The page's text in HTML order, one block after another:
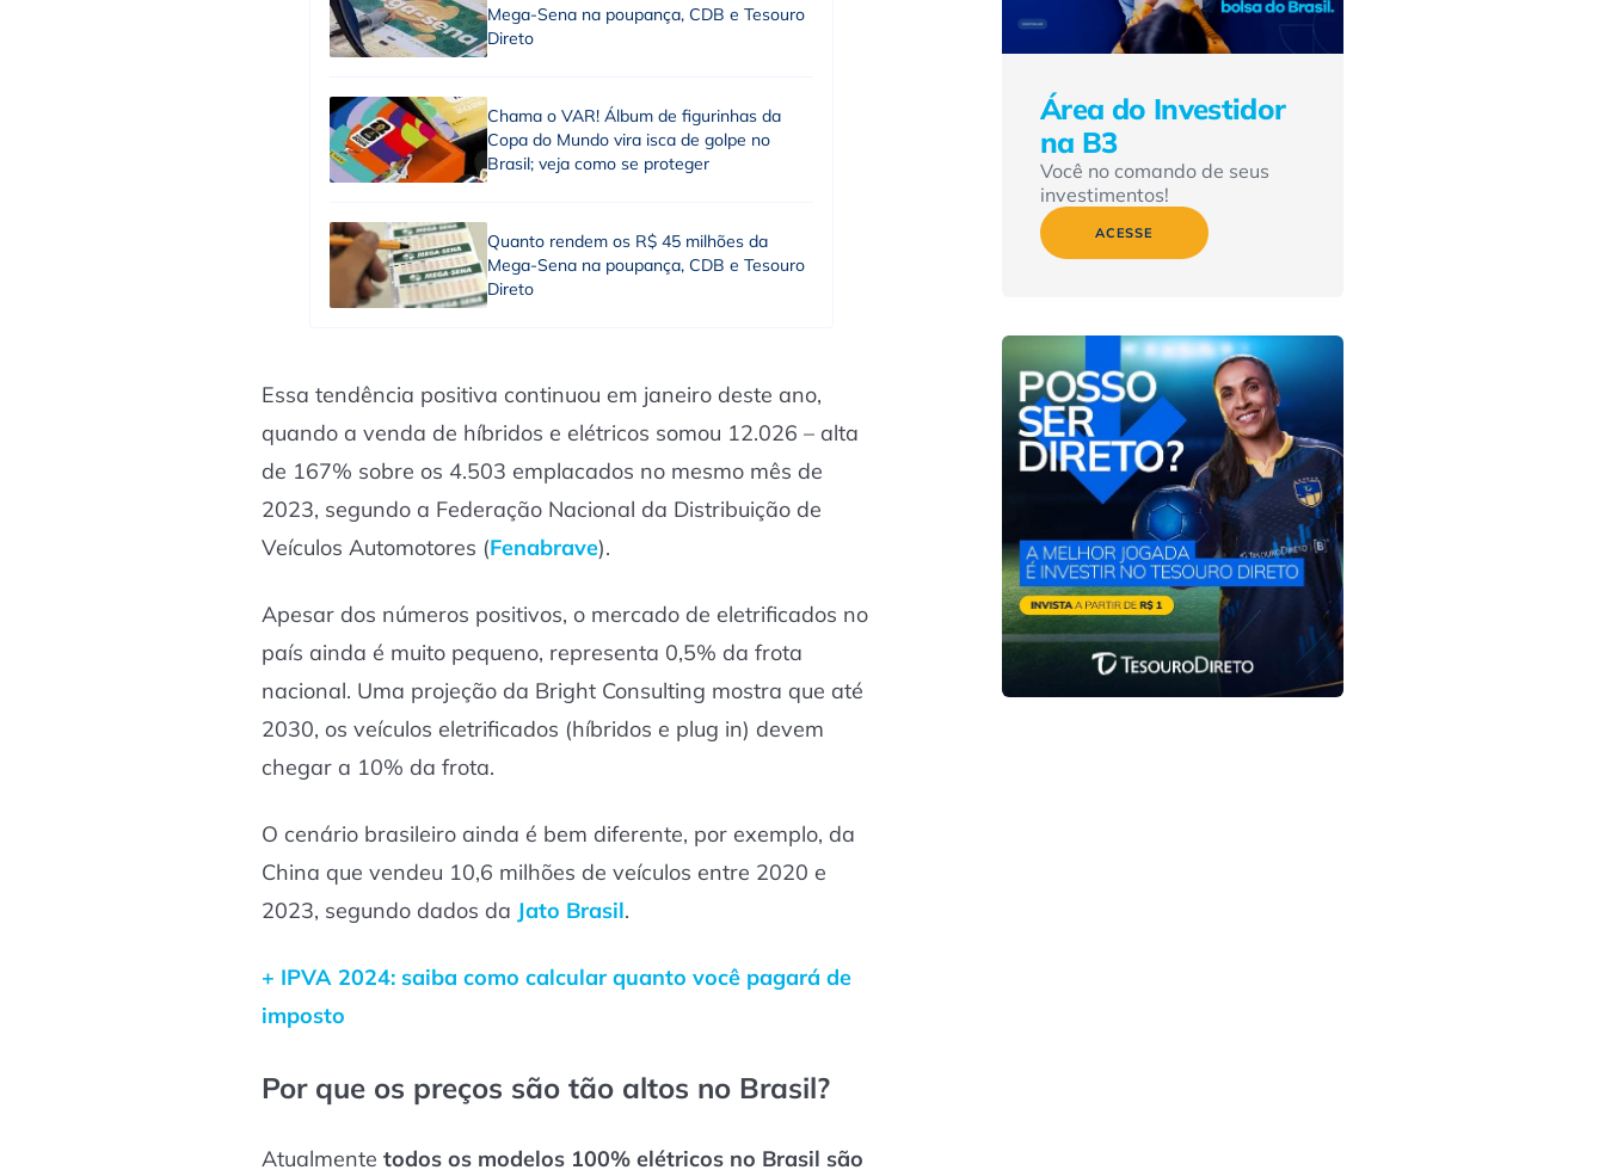
Mega-Sena na poupança, CDB e Tesouro
Direto
Chama o VAR! Álbum de figurinhas da
Copa do Mundo vira isca de golpe no
Brasil; veja como se proteger
Quanto rendem os R$ 45 milhões da
Mega-Sena na poupança, CDB e Tesouro
Direto
Essa tendência positiva continuou em janeiro deste ano,
quando a venda de híbridos e elétricos somou 12.026 – alta
de 167% sobre os 4.503 emplacados no mesmo mês de
2023, segundo a Federação Nacional da Distribuição de
Veículos Automotores (Fenabrave).
Apesar dos números positivos, o mercado de eletrificados no
país ainda é muito pequeno, representa 0,5% da frota
nacional. Uma projeção da Bright Consulting mostra que até
2030, os veículos eletrificados (híbridos e plug in) devem
chegar a 10% da frota.
O cenário brasileiro ainda é bem diferente, por exemplo, da
China que vendeu 10,6 milhões de veículos entre 2020 e
2023, segundo dados da Jato Brasil.
+ IPVA 2024: saiba como calcular quanto você pagará de
imposto
Por que os preços são tão altos no Brasil?
Atualmente todos os modelos 100% elétricos no Brasil são
Área do Investidor
na B3
Você no comando de seus
investimentos!
ACESSE